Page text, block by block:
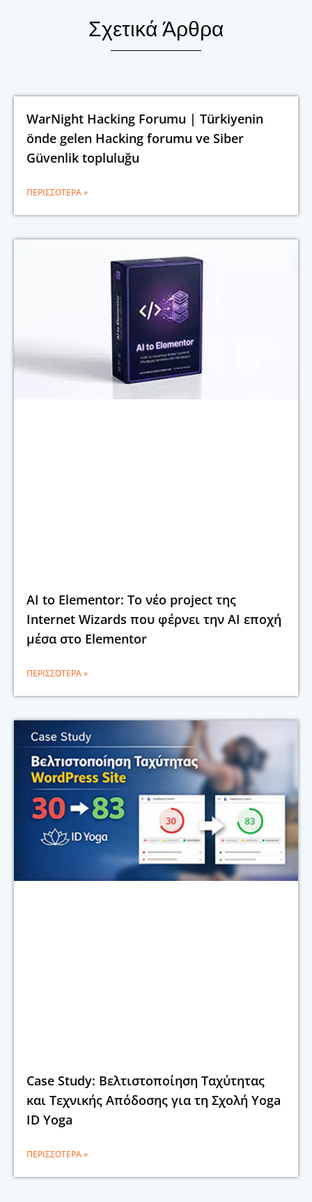
Σχετικά Άρθρα
WarNight Hacking Forumu | Türkiyenin
önde gelen Hacking forumu ve Siber
Güvenlik topluluğu
ΠΕΡΙΣΣΌΤΕΡΑ »
AI to Elementor: Το νέο project της
Internet Wizards που φέρνει την AI εποχή
μέσα στο Elementor
ΠΕΡΙΣΣΌΤΕΡΑ »
Case Study: Βελτιστοποίηση Ταχύτητας
και Τεχνικής Απόδοσης για τη Σχολή Yoga
ID Yoga
ΠΕΡΙΣΣΌΤΕΡΑ »